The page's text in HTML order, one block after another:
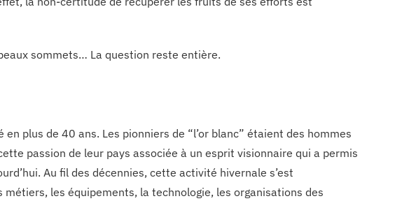
sommets… La question reste entière.
plus de 40 ans. Les pionniers de “l’or blanc” étaient des hommes
passion de leur pays associée à un esprit visionnaire qui a permis
Au fil des décennies, cette activité hivernale s’est
les équipements, la technologie, les organisations des